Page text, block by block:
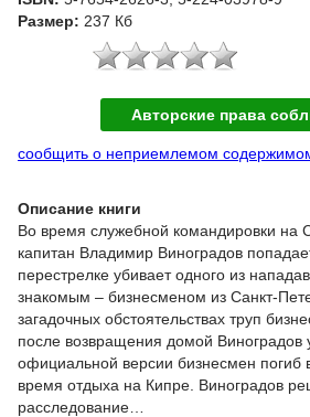
Размер: 237 Кб
Авторские права
сообщить о неприемлемом
Описание книги
Во время служебной командировки на
капитан Владимир Виноградов
перестрелке убивает одного из
знакомым – бизнесменом из Санкт-
загадочных обстоятельствах труп
после возвращения домой Виноградов
официальной версии бизнесмен погиб
время отдыха на Кипре. Виноградов
расследование…